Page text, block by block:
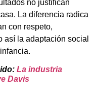
no justifican
La diferencia radica
con respeto,
así la adaptación social
La industria
Davis